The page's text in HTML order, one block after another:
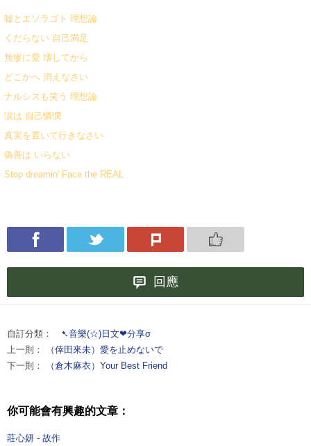
嘘とエソラゴト 理想論
くだらない 自己満足
無惨に愛 壊してから
どこかへ 消えなさい
ナルシスも笑う 理想論
涙は 自己憐憫
真実を置いて行きなさい
偽善は いらない
Stop dreamin' Face the REAL
回應
自訂分類：
➷音樂(☆)日文❤分享σ
上一則：
（倖田來未）愛を止めないで
下一則：
（倉木麻衣）Your Best Friend
你可能會有興趣的文章：
莊心妍 - 故作